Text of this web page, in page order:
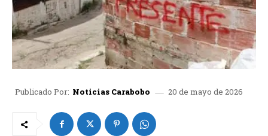
Publicado Por: Noticias Carabobo 20 de mayo de 2026